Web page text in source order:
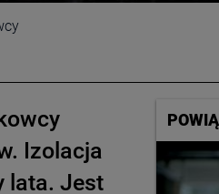
Izolacja
lata. Jest